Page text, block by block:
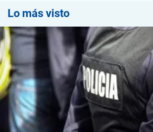
Lo más visto